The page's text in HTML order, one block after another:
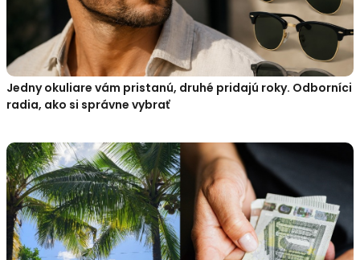
Jedny okuliare vám pristanú, druhé pridajú roky. Odborníci
radia, ako si správne vybrať